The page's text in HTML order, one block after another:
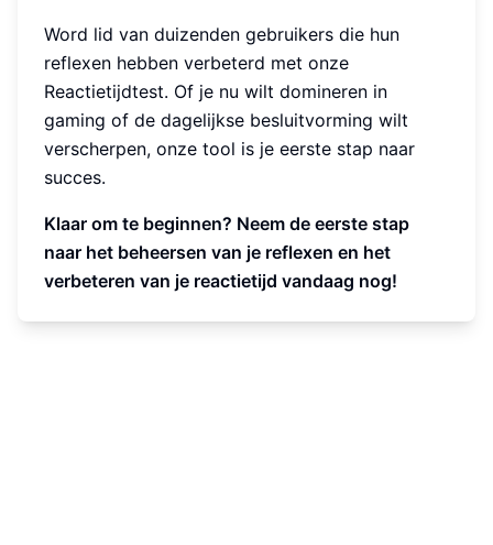
Word lid van duizenden gebruikers die hun
reflexen hebben verbeterd met onze
Reactietijdtest. Of je nu wilt domineren in
gaming of de dagelijkse besluitvorming wilt
verscherpen, onze tool is je eerste stap naar
succes.
Klaar om te beginnen? Neem de eerste stap
naar het beheersen van je reflexen en het
verbeteren van je reactietijd vandaag nog!